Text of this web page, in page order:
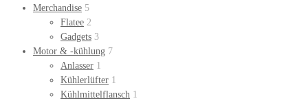
Merchandise 5
Flatee 2
Gadgets 3
Motor & -kühlung 7
Anlasser 1
Kühlerlüfter 1
Kühlmittelflansch 1